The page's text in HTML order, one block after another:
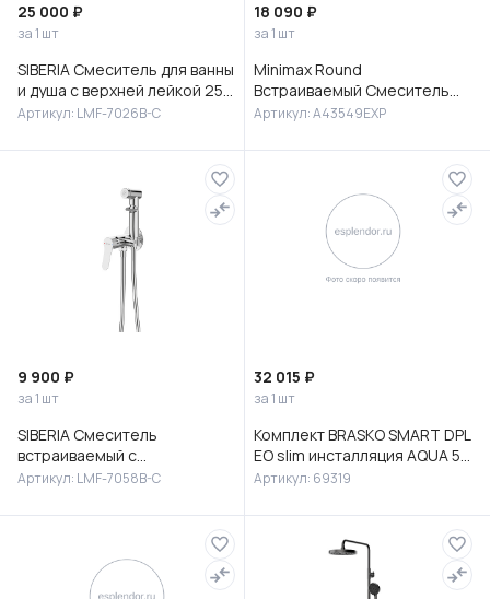
25 000 ₽
за 1 шт
SIBERIA Смеситель для ванны
и душа с верхней лейкой 25
см, с изливом, латунь, хром,
Артикул: LMF-7026B-C
18 090 ₽
за 1 шт
Minimax Round
Встраиваемый Смеситель
для раковины, хром,
Артикул: A43549EXP
9 900 ₽
за 1 шт
SIBERIA Смеситель
встраиваемый с
гигиеническим душем,
Артикул: LMF-7058B-C
32 015 ₽
за 1 шт
Комплект BRASKO SMART DPL
EO slim инсталляция AQUA 50
PRIME P кнопка ACCENTO
Артикул: 69319